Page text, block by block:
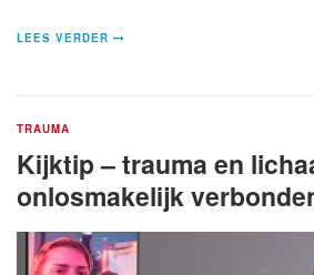
LEES VERDER
TRAUMA
Kijktip – trauma en
onlosmakelijk